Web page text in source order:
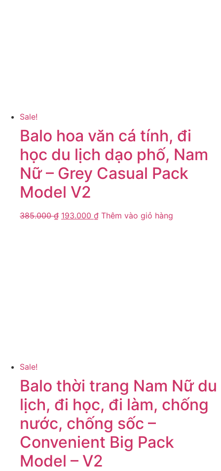
Sale!
Balo hoa văn cá tính, đi
học du lịch dạo phố, Nam
Nữ – Grey Casual Pack
Model V2
385.000₫ 193.000 ₫ Thêm vào giỏ hàng
Sale!
Balo thời trang Nam Nữ du
lịch, đi học, đi làm, chống
nước, chống sốc –
Convenient Big Pack
Model – V2